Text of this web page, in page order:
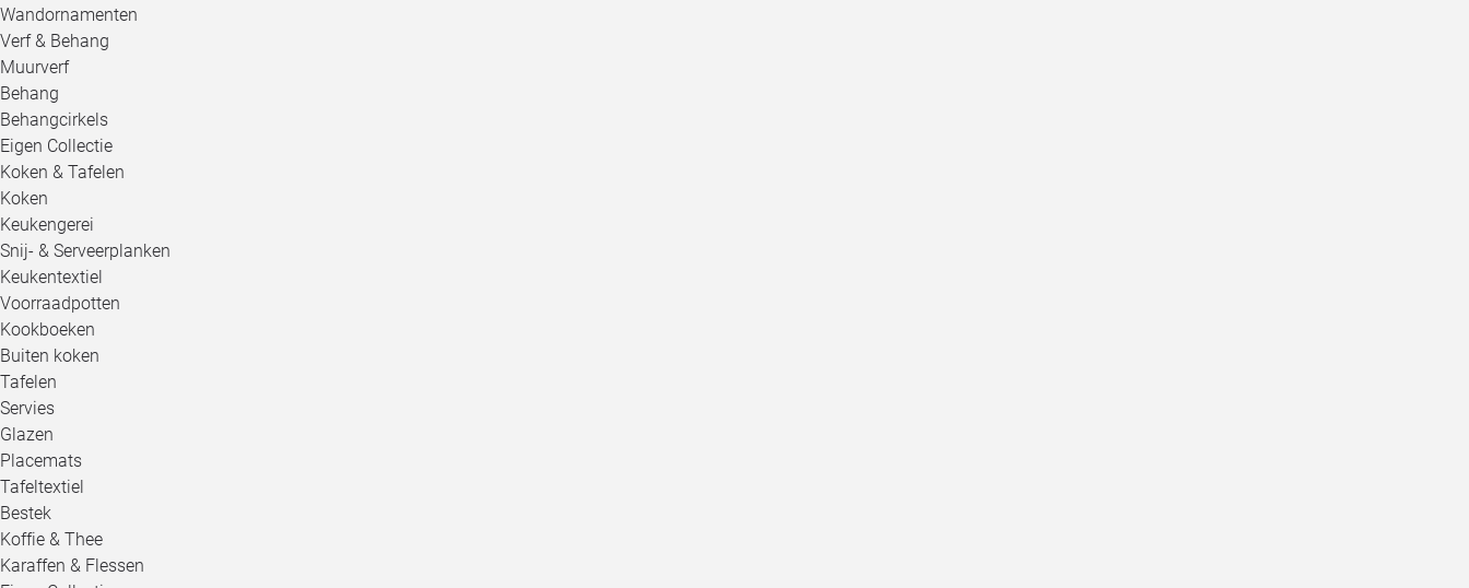
Wandornamenten
Verf & Behang
Muurverf
Behang
Behangcirkels
Eigen Collectie
Koken & Tafelen
Koken
Keukengerei
Snij- & Serveerplanken
Keukentextiel
Voorraadpotten
Kookboeken
Buiten koken
Tafelen
Servies
Glazen
Placemats
Tafeltextiel
Bestek
Koffie & Thee
Karaffen & Flessen